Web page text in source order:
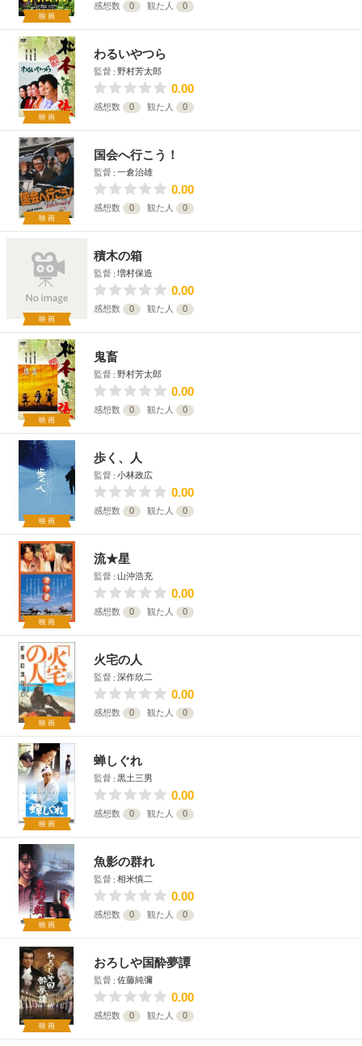
映画
感想数 0 観た人 0
映画
わるいやつら
監督 野村芳太郎
0.00
感想数 0 観た人 0
映画
国会へ行こう！
監督 一倉治雄
0.00
感想数 0 観た人 0
映画
積木の箱
監督 増村保造
0.00
感想数 0 観た人 0
映画
鬼畜
監督 野村芳太郎
0.00
感想数 0 観た人 0
映画
歩く、人
監督 小林政広
0.00
感想数 0 観た人 0
映画
流★星
監督 山沖浩充
0.00
感想数 0 観た人 0
映画
火宅の人
監督 深作欣二
0.00
感想数 0 観た人 0
映画
蝉しぐれ
監督 黒土三男
0.00
感想数 0 観た人 0
映画
魚影の群れ
監督 相米慎二
0.00
感想数 0 観た人 0
映画
おろしや国酔夢譚
監督 佐藤純彌
0.00
感想数 0 観た人 0